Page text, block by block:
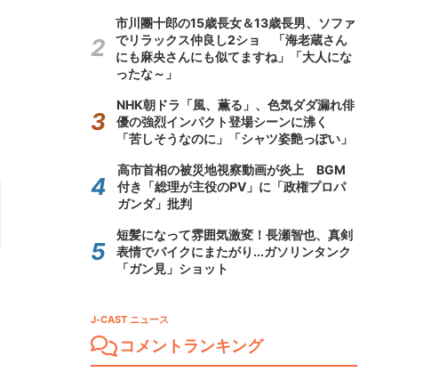
市川團十郎の15歳長女＆13歳長男、ソファ
でリラックス仲良し2ショ 「海老蔵さん
にも麻央さんにも似てますね」「大人にな
ったな～」
NHK朝ドラ「風、薫る」、色気ダダ漏れ俳
優の強烈インパクト登場シーンに沸く
「苦しそうなのに」「シャツ姿艶っぽい」
高市首相の被災地視察動画が炎上 BGM
付き「総理が主役のPV」に「政権プロパ
ガンダ」批判
短髪になって雰囲気激変！長瀬智也、真剣
表情でバイクにまたがり...ガソリンタンク
「ガン見」ショット
J-CAST ニュース
コメントランキング